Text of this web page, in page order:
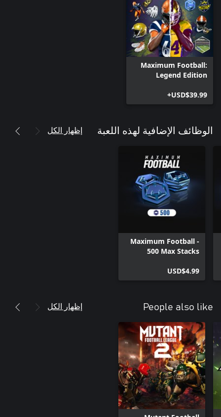
Maximum Football:
Legend Edition
USD$39.99+
الوظائف الإضافية لهذه اللعبة إظهار الكل
Maximum Football -
500 Max Stacks
USD$4.99
People also like إظهار الكل